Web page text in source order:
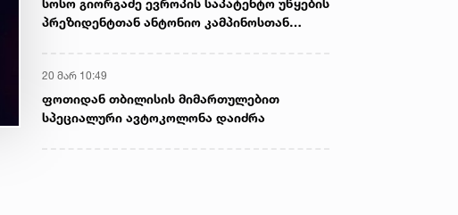
პრეზიდენტთან ანტონიო კამპინოსთან
20 მარ 10:49
ფოთიდან თბილისის მიმართულებით
სპეციალური ავტოკოლონა დაიძრა